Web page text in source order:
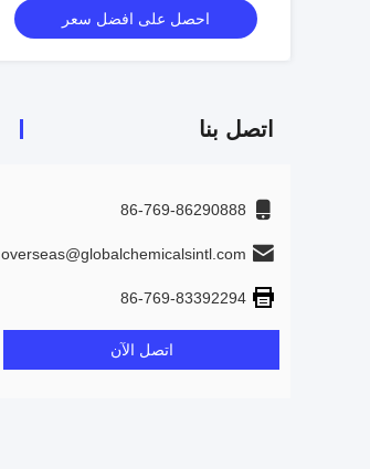
احصل على افضل سعر
اتصل بنا
86-769-86290888
overseas@globalchemicalsintl.com
86-769-83392294
اتصل الآن